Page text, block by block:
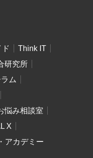
Think IT
研究所
ム
悩み相談室
X
アカデミー